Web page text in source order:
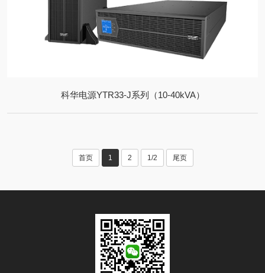
科华电源YTR33-J系列（10-40kVA）
首页 1 2 1/2 尾页